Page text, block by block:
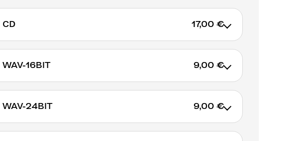
CD 17,00 €
WAV-16BIT 9,00 €
WAV-24BIT 9,00 €